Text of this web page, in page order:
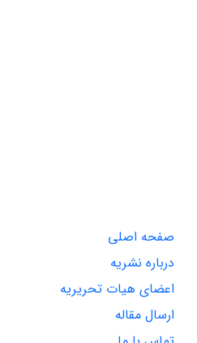
صفحه اصلی
درباره نشریه
اعضای هیات تحریریه
ارسال مقاله